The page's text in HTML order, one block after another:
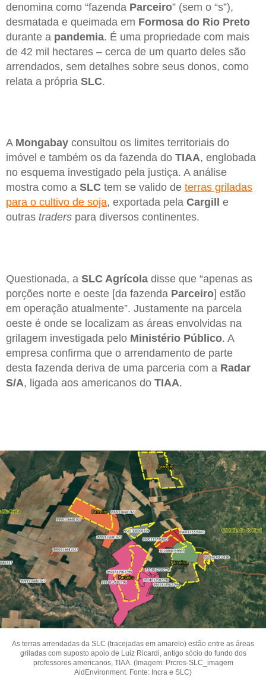
denomina como “fazenda Parceiro” (sem o “s”),
desmatada e queimada em Formosa do Rio Preto
durante a pandemia. É uma propriedade com mais
de 42 mil hectares – cerca de um quarto deles são
arrendados, sem detalhes sobre seus donos, como
relata a própria SLC.
A Mongabay consultou os limites territoriais do
imóvel e também os da fazenda do TIAA, englobada
no esquema investigado pela justiça. A análise
mostra como a SLC tem se valido de terras griladas
para o cultivo de soja, exportada pela Cargill
e
outras traders para diversos continentes.
Questionada, a SLC Agrícola disse que “apenas as
porções norte e oeste [da fazenda Parceiro] estão
em operação atualmente”. Justamente na parcela
oeste é onde se localizam as áreas envolvidas na
grilagem investigada pelo Ministério Público. A
empresa confirma que o arrendamento de parte
desta fazenda deriva de uma parceria com a Radar
S/A, ligada aos americanos do TIAA.
As terras arrendadas da SLC (tracejadas em amarelo) estão entre as áreas
griladas com suposto apoio de Luiz Ricardi, antigo sócio do fundo dos
professores americanos, TIAA. (Imagem: Prcros-SLC_imagem
AidEnvironment. Fonte: Incra e SLC)